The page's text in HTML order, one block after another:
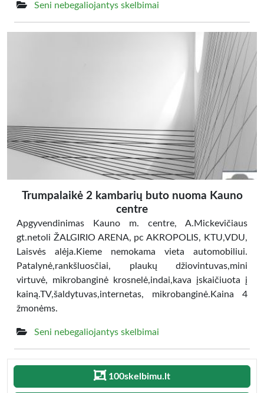
Seni nebegaliojantys skelbimai
Trumpalaikė 2 kambarių buto nuoma Kauno
centre
Apgyvendinimas Kauno m. centre, A.Mickevičiaus
gt.netoli ŽALGIRIO ARENA, pc AKROPOLIS, KTU,VDU,
Laisvės alėja.Kieme nemokama vieta automobiliui.
Patalynė,rankšluosčiai, plaukų džiovintuvas,mini
virtuvė, mikrobanginė krosnelė,indai,kava įskaičiuota į
kainą.TV,šaldytuvas,internetas, mikrobanginė.Kaina 4
žmonėms.
Seni nebegaliojantys skelbimai
100skelbimu.lt